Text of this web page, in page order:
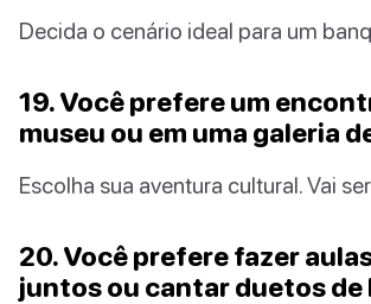
Decida o cenário ideal para um
19. Você prefere um
museu ou em uma galeria
Escolha sua aventura cultural. Vai
20. Você prefere fazer
juntos ou cantar duetos de